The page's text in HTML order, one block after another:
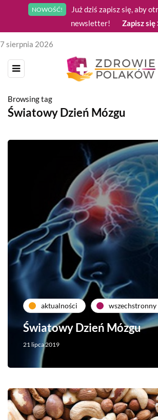
NOWOŚĆ!
Już dziś zapisz się, aby
newsletter!
Zapisz się
7 sierpnia 2026
Browsing tag
Światowy Dzień Mózgu
aktualności wszechstronny
Światowy Dzień Mózgu
21 lipca 2019